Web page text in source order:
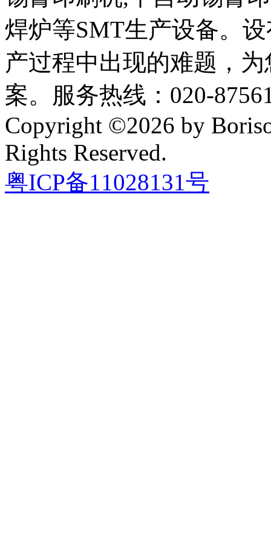
焊炉等SMT生产设备。
产过程中出现的难题，
案。服务热线：020-
Copyright ©2026 by
Rights Reserved.
粤ICP备11028131号